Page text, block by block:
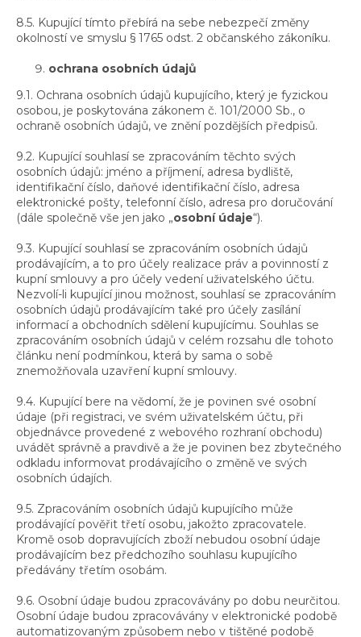
8.5. Kupující tímto přebírá na sebe nebezpečí změny
okolností ve smyslu § 1765 odst. 2 občanského zákoníku.
ochrana osobních údajů
9.1. Ochrana osobních údajů kupujícího, který je fyzickou
osobou, je poskytována zákonem č. 101/2000 Sb., o
ochraně osobních údajů, ve znění pozdějších předpisů.
9.2. Kupující souhlasí se zpracováním těchto svých
osobních údajů: jméno a příjmení, adresa bydliště,
identifikační číslo, daňové identifikační číslo, adresa
elektronické pošty, telefonní číslo, adresa pro doručování
(dále společně vše jen jako „osobní údaje“).
9.3. Kupující souhlasí se zpracováním osobních údajů
prodávajícím, a to pro účely realizace práv a povinností z
kupní smlouvy a pro účely vedení uživatelského účtu.
Nezvolí-li kupující jinou možnost, souhlasí se zpracováním
osobních údajů prodávajícím také pro účely zasílání
informací a obchodních sdělení kupujícímu. Souhlas se
zpracováním osobních údajů v celém rozsahu dle tohoto
článku není podmínkou, která by sama o sobě
znemožňovala uzavření kupní smlouvy.
9.4. Kupující bere na vědomí, že je povinen své osobní
údaje (při registraci, ve svém uživatelském účtu, při
objednávce provedené z webového rozhraní obchodu)
uvádět správně a pravdivě a že je povinen bez zbytečného
odkladu informovat prodávajícího o změně ve svých
osobních údajích.
9.5. Zpracováním osobních údajů kupujícího může
prodávající pověřit třetí osobu, jakožto zpracovatele.
Kromě osob dopravujících zboží nebudou osobní údaje
prodávajícím bez předchozího souhlasu kupujícího
předávány třetím osobám.
9.6. Osobní údaje budou zpracovávány po dobu neurčitou.
Osobní údaje budou zpracovávány v elektronické podobě
automatizovaným způsobem nebo v tištěné podobě